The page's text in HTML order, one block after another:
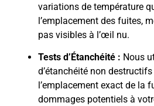
variations de température
l’emplacement des fuites,
pas visibles à l’œil nu.
Tests d’Étanchéité : Nous
d’étanchéité non
l’emplacement exact de la
dommages potentiels à